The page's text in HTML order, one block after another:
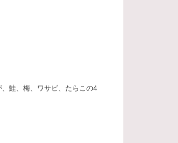
鮭、梅、ワサビ、たらこの4